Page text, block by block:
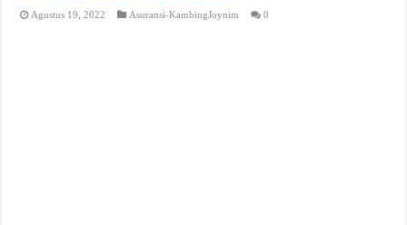
Agustus 19, 2022 Asuransi-KambingJoynim 0